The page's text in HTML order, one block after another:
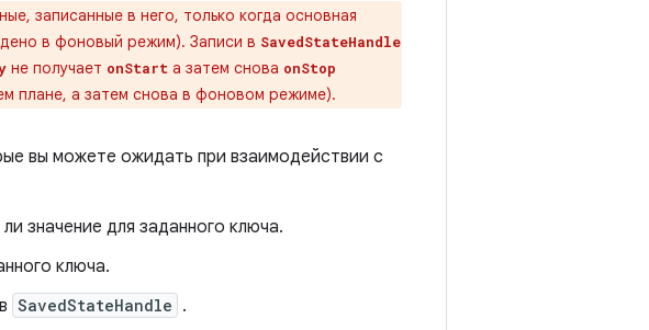
записанные в него, только когда основная
в фоновый режим). Записи в SavedStateHandle
не получает onStart а затем снова onStop
плане, а затем снова в фоновом режиме).
вы можете ожидать при взаимодействии с
значение для заданного ключа.
ключа.
SavedStateHandle .